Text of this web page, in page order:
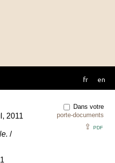
fr en
Dans votre
porte-documents
⇪ PDF
2011
/